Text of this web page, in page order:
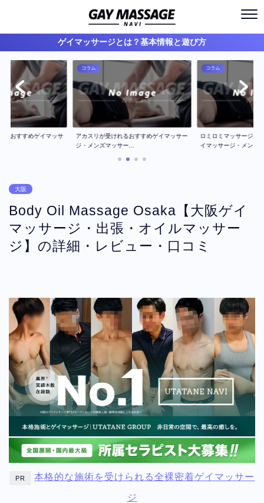
ゲイマッサージとは？基本情報と遊び方
のおすすめゲイマッサ
コラム
アカスリが受けれるおすすめゲイマッサー
ジ・メンズマッサー...
コラム
ロミロミマッサージが
イマッサージ・メン...
大阪
Body Oil Massage Osaka【大阪ゲイ
マッサージ・出張・オイルマッサー
ジ】の詳細・レビュー・口コミ
PR 本格的な施術を受けられる全裸密着ゲイマッサー
ジ